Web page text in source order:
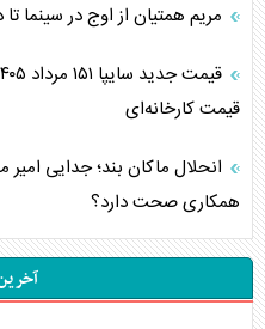
مریم همتیان از اوج در سینما
قیمت کارخانه‌ای
انحلال ماکان بند؛ جدایی
همکاری صحت دارد؟